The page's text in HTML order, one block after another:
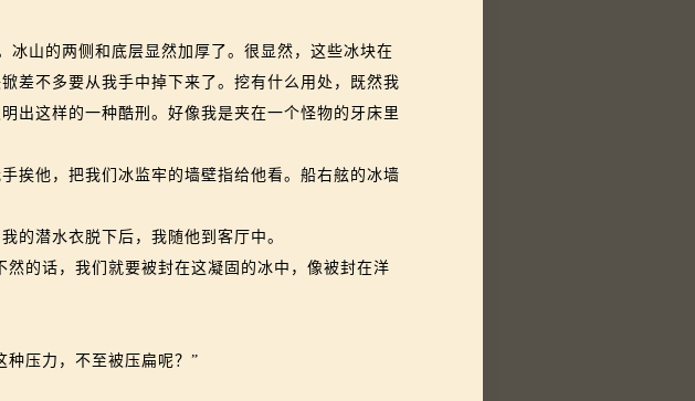
山的两侧和底层显然加厚了。很显然，这些冰块在
差不多要从我手中掉下来了。挖有什么用处，既然我
出这样的一种酷刑。好像我是夹在一个怪物的牙床里
他，把我们冰监牢的墙壁指给他看。船右舷的冰墙
潜水衣脱下后，我随他到客厅中。
的话，我们就要被封在这凝固的冰中，像被封在洋
压力，不至被压扁呢？”